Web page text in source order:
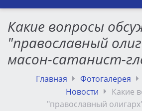
Какие вопросы
"православный
масон-сатанист-
Главная Фотогалерея
Новости
Какие
"православный